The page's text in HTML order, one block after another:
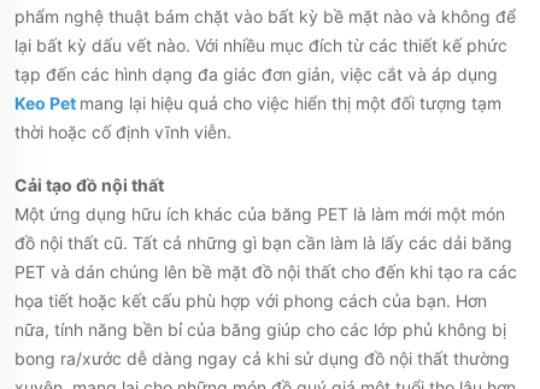
phẩm nghệ thuật bám chặt vào bất kỳ bề mặt nào và không để
lại bất kỳ dấu vết nào. Với nhiều mục đích từ các thiết kế phức
tạp đến các hình dạng đa giác đơn giản, việc cắt và áp dụng
Keo Pet mang lại hiệu quả cho việc hiển thị một đối tượng tạm
thời hoặc cố định vĩnh viễn.
Cải tạo đồ nội thất
Một ứng dụng hữu ích khác của băng PET là làm mới một món
đồ nội thất cũ. Tất cả những gì bạn cần làm là lấy các dải băng
PET và dán chúng lên bề mặt đồ nội thất cho đến khi tạo ra các
họa tiết hoặc kết cấu phù hợp với phong cách của bạn. Hơn
nữa, tính năng bền bỉ của băng giúp cho các lớp phủ không bị
bong ra/xước dễ dàng ngay cả khi sử dụng đồ nội thất thường